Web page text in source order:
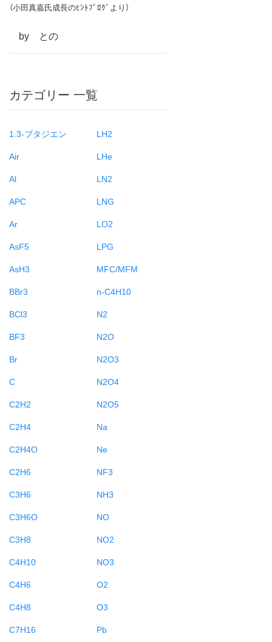
（小田真嘉氏成長のﾋﾝﾄﾌﾞﾛｸﾞより）
by との
カテゴリー 一覧
1.3-ブタジエン
Air
Al
APC
Ar
AsF5
AsH3
BBr3
BCl3
BF3
Br
C
C2H2
C2H4
C2H4O
C2H6
C3H6
C3H6O
C3H8
C4H10
C4H6
C4H8
C7H16
LH2
LHe
LN2
LNG
LO2
LPG
MFC/MFM
n-C4H10
N2
N2O
N2O3
N2O4
N2O5
Na
Ne
NF3
NH3
NO
NO2
NO3
O2
O3
Pb